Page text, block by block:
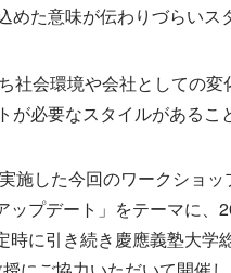
めた意味が伝わりづらいス
社会環境や会社としての変
が必要なスタイルがあるこ
施した今回のワークショッ
ップデート」をテーマに、
時に引き続き慶應義塾大学